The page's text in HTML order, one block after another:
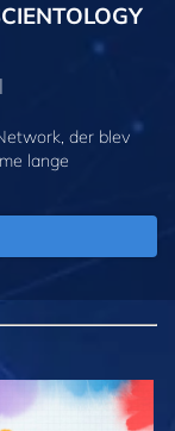
der blev
lange